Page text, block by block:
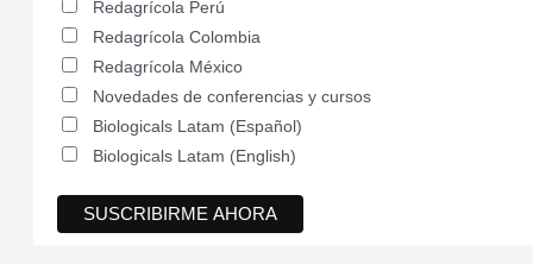
Redagrícola Perú
Redagrícola Colombia
Redagrícola México
Novedades de conferencias y cursos
Biologicals Latam (Español)
Biologicals Latam (English)